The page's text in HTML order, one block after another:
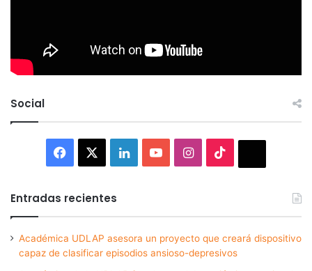
Social
Facebook LinkedInYouTubeInstagram
Entradas recientes
Académica UDLAP asesora un proyecto que creará dispositivo
capaz de clasificar episodios ansioso-depresivos